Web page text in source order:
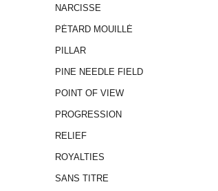
NARCISSE
PÉTARD MOUILLÉ
PILLAR
PINE NEEDLE FIELD
POINT OF VIEW
PROGRESSION
RELIEF
ROYALTIES
SANS TITRE